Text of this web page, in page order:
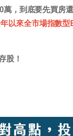
，到底要先買房
以來全市場指數
股！